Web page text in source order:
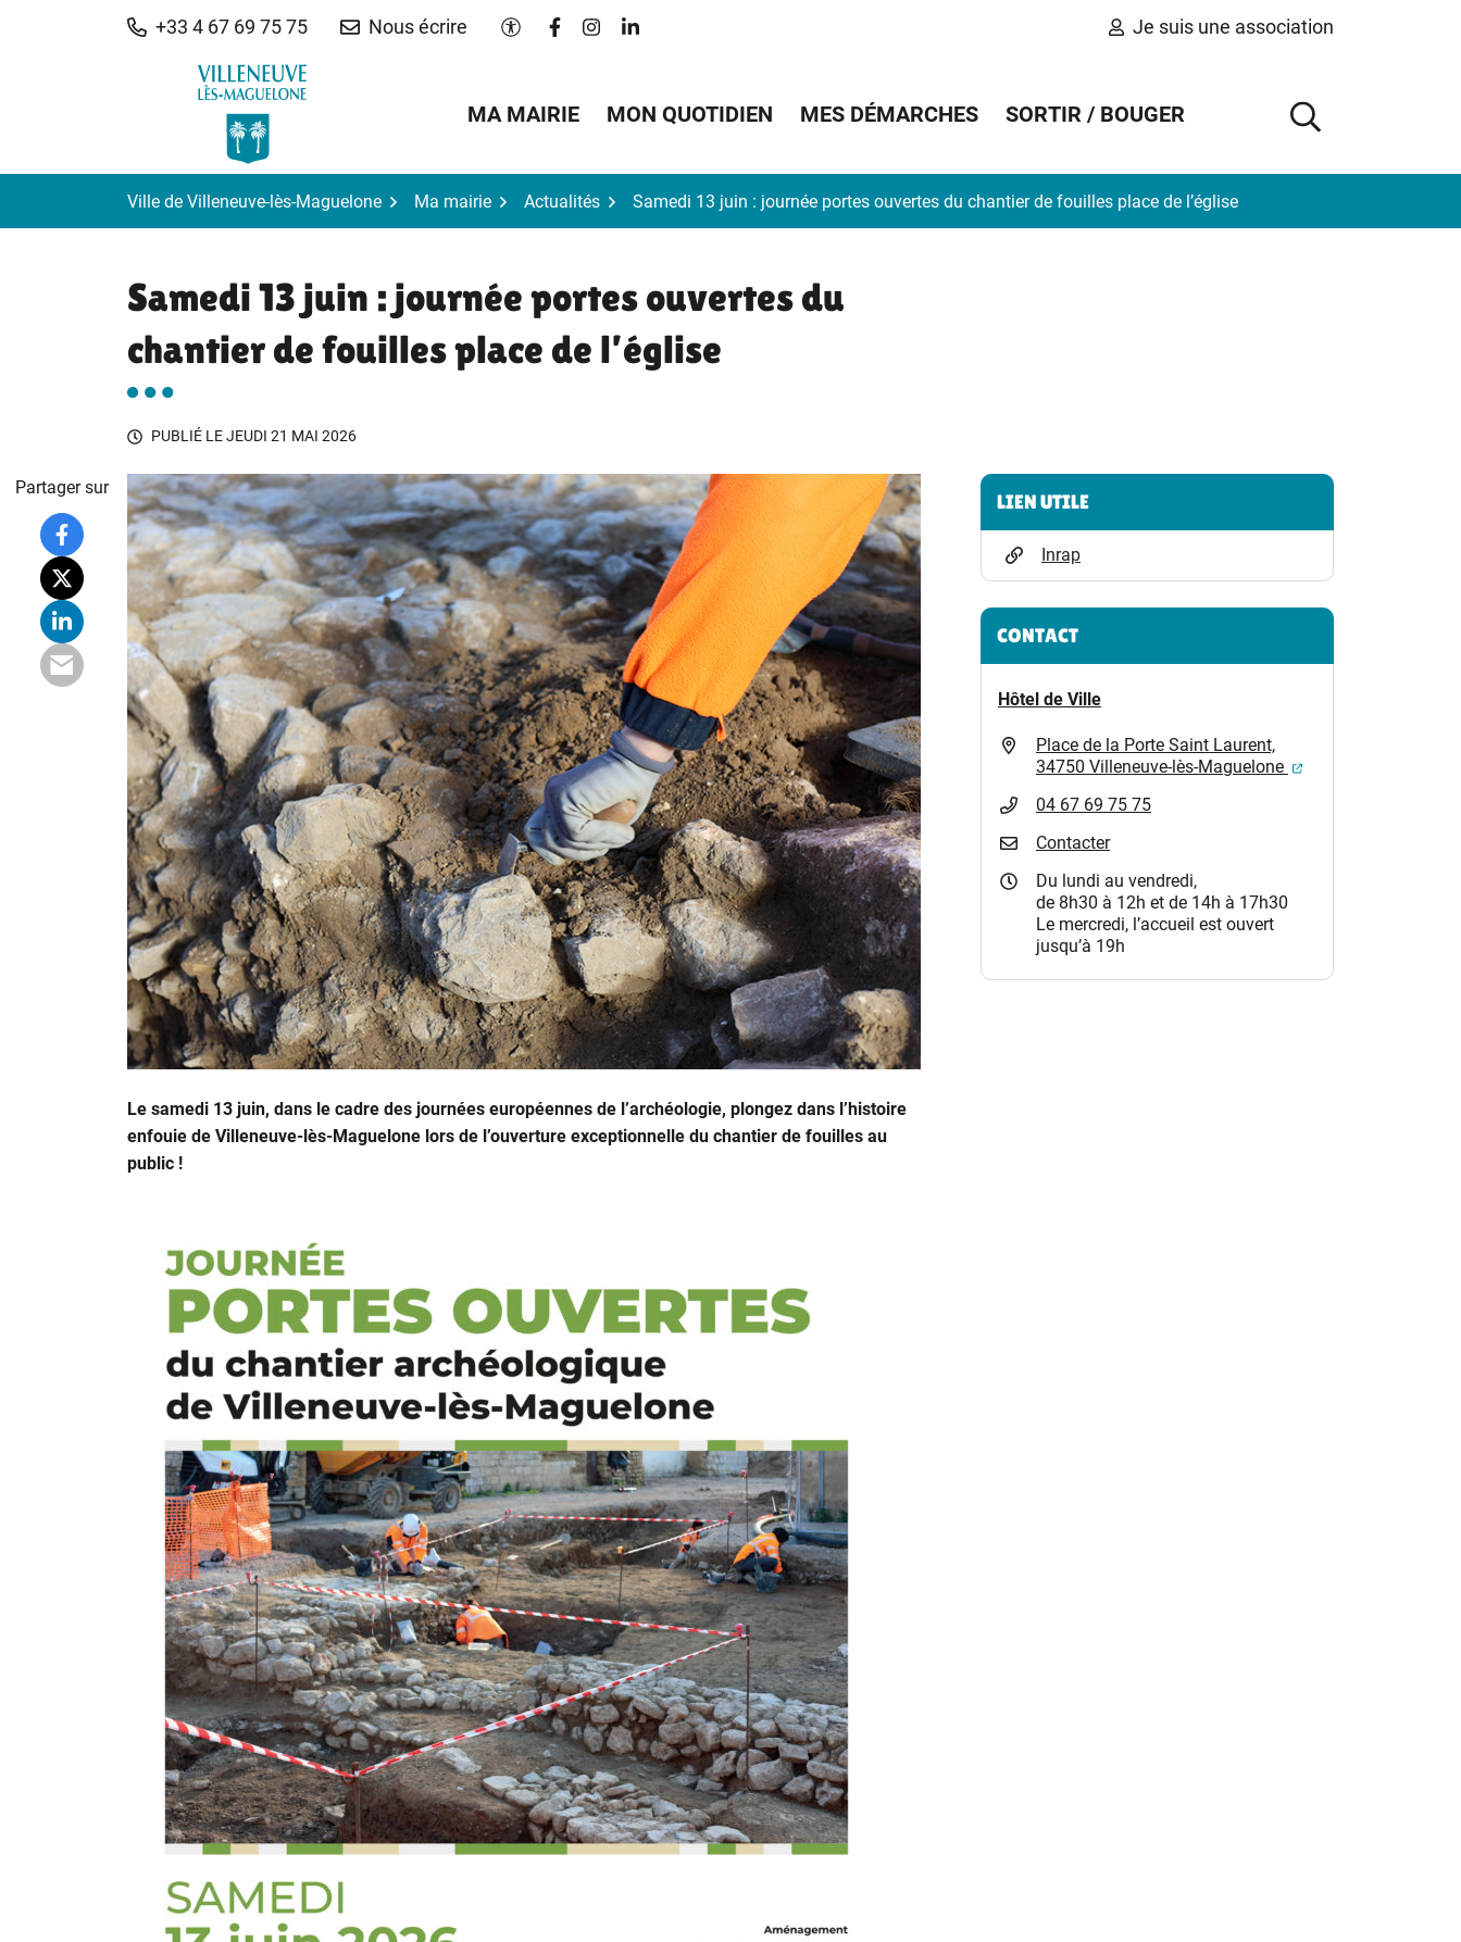
+33 4 67 69 75 75 Nous écrire Paramètres d'accessibilité
Lien vers le compte Facebook
Lien vers le compte Instagram
Lien vers le compte Linkedin Je suis une association
MA MAIRIE MON QUOTIDIEN MES DÉMARCHES SORTIR / BOUGER
AFFICHER
Ville de Villeneuve-lès-Maguelone Ma mairie Actualités Samedi 13 juin : journée portes ouvertes du chantier de fouilles place de l’église
Samedi 13 juin : journée portes ouvertes du
chantier de fouilles place de l’église
PUBLIÉ LEJEUDI 21 MAI 2026
Le samedi 13 juin, dans le cadre des journées européennes de l’archéologie, plongez dans l’histoire
enfouie de Villeneuve-lès-Maguelone lors de l’ouverture exceptionnelle du chantier de fouilles au
public !
Partager sur Informations complémentaires
LIEN UTILE
Inrap
CONTACT
Hôtel de Ville
Place de la Porte Saint Laurent,
34750 Villeneuve-lès-Maguelone
(ouverture dans un
04 67 69 75 75
Contacter
Du lundi au vendredi,
de 8h30 à 12h et de 14h à 17h30
Le mercredi, l’accueil est ouvert
jusqu’à 19h